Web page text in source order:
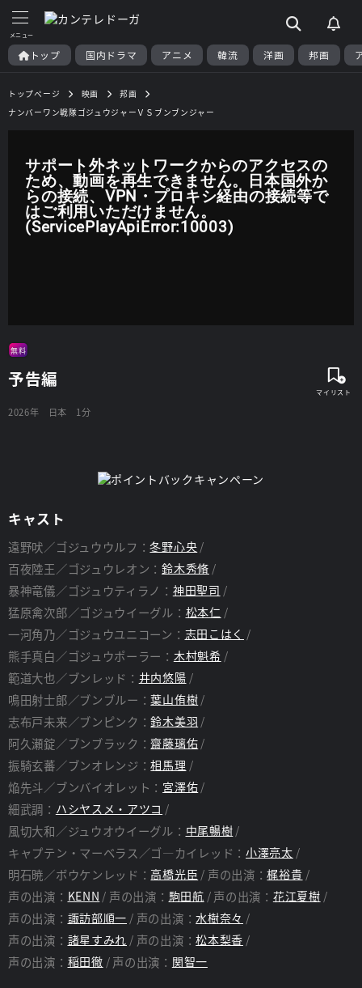
トップ 国内ドラマ アニメ 韓流 洋画 邦画
トップページ 映画
邦画
ナンバーワン戦隊ゴジュウジャーＶＳブンブンジャー
サポート外ネットワークからのアクセスの
ため、動画を再生できません。日本国外か
らの接続、VPN・プロキシ経由の接続等で
はご利用いただけません。
(ServicePlayApiError:10003)
無料
予告編
2026年 日本 1分
キャスト
遠野吠／ゴジュウウルフ：冬野心央
百夜陸王／ゴジュウレオン：鈴木秀脩
暴神竜儀／ゴジュウティラノ： 神田聖司
猛原禽次郎／ゴジュウイーグル： 松本仁
一河角乃／ゴジュウユニコーン： 志田こはく
熊手真白／ゴジュウポーラー： 木村魁希
範道大也／ブンレッド： 井内悠陽
鳴田射士郎／ブンブルー：葉山侑樹
志布戸未来／ブンピンク：鈴木美羽
阿久瀬錠／ブンブラック：齋藤璃佑
振騎玄蕃／ブンオレンジ：相馬理
焔先斗／ブンバイオレット： 宮澤佑
細武調： ハシヤスメ・アツコ
風切大和／ジュウオウイーグル： 中尾暢樹
キャプテン・マーベラス／ゴ―カイレッド： 小澤亮太
明石暁／ボウケンレッド： 高橋光臣 声の出演：梶裕貴
声の出演： KENN 声の出演： 駒田航 声の出演： 花江夏樹
声の出演： 諏訪部順一 声の出演：水樹奈々
声の出演： 諸星すみれ 声の出演：松本梨香
声の出演： 稲田徹 声の出演： 関智一